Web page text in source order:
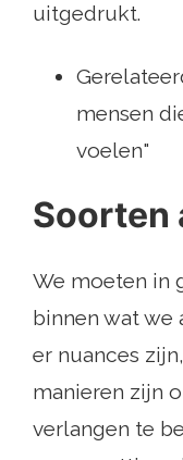
uitgedrukt.
mensen
voelen"
Soorten
We moeten in
binnen wat we
er nuances
manieren zijn
verlangen te